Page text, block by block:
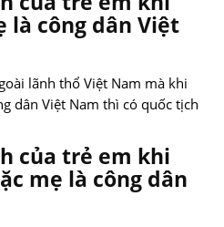
là công dân Việt
lãnh thổ Việt Nam mà khi
dân Việt Nam thì có quốc tịch
của trẻ em khi
mẹ là công dân